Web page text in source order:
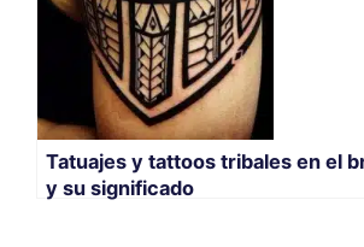
Tatuajes y tattoos tribales en el
y su significado